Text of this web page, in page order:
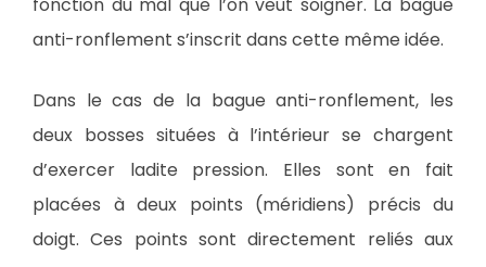
fonction du mal que l’on veut soigner. La bague
anti-ronflement s’inscrit dans cette même idée.
Dans le cas de la bague anti-ronflement, les
deux bosses situées à l’intérieur se chargent
d’exercer ladite pression. Elles sont en fait
placées à deux points (méridiens) précis du
doigt. Ces points sont directement reliés aux